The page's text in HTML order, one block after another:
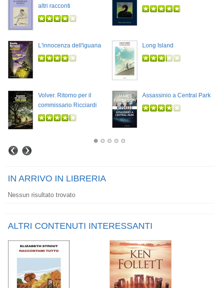
altri racconti
L'innocenza dell'iguana Long Island
Volver. Ritorno per il
commissario Ricciardi
Assassinio a Central Park
IN ARRIVO IN LIBRERIA
Nessun risultato trovato
ALTRI CONTENUTI INTERESSANTI